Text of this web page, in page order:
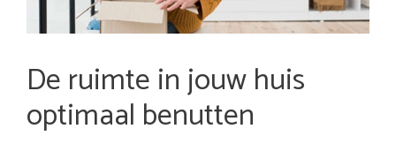
De ruimte in jouw huis
optimaal benutten